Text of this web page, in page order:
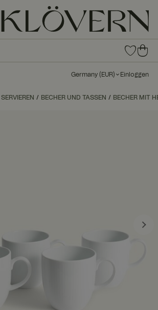
0
Arti
in
orit
0
Art
ike
de
Germany ( EUR) Einloggen
BECHER UND TASSEN BECHER MIT